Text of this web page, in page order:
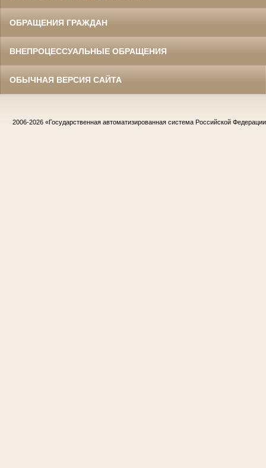
ОБРАЩЕНИЯ ГРАЖДАН
ВНЕПРОЦЕССУАЛЬНЫЕ ОБРАЩЕНИЯ
ОБЫЧНАЯ ВЕРСИЯ САЙТА
2006-2026 «Государственная автоматизированная система Российской